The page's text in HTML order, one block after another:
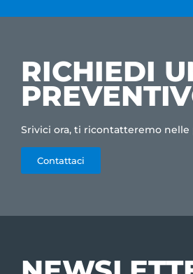
RICHIEDI
Srivici ora, ti ricontatteremo nelle
Contattaci